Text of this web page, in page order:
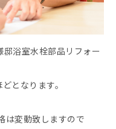
浴室水栓部品リフォー
となります。
は変動致しますので